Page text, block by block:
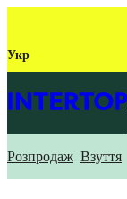
Укр
Розпродаж Взуття